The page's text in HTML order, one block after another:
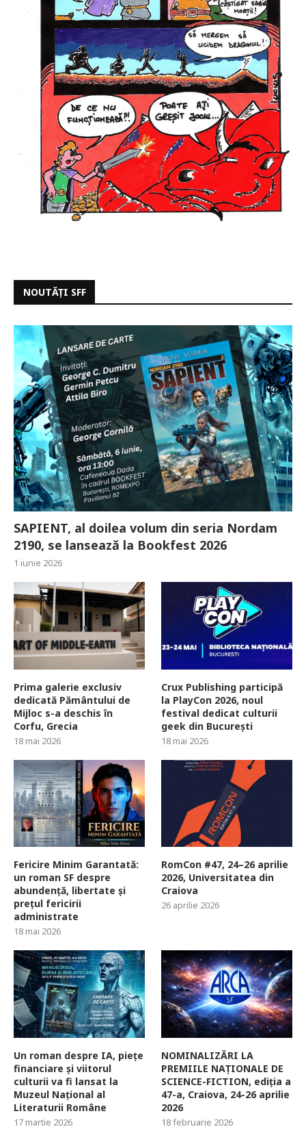
NOUTĂȚI SFF
SAPIENT, al doilea volum din seria Nordam
2190, se lansează la Bookfest 2026
1 iunie 2026
Prima galerie exclusiv
dedicată Pământului de
Mijloc s-a deschis în
Corfu, Grecia
18 mai 2026
Crux Publishing participă
la PlayCon 2026, noul
festival dedicat culturii
geek din București
18 mai 2026
Fericire Minim Garantată:
un roman SF despre
abundență, libertate și
prețul fericirii
administrate
18 mai 2026
RomCon #47, 24–26 aprilie
2026, Universitatea din
Craiova
26 aprilie 2026
Un roman despre IA, piețe
financiare și viitorul
culturii va fi lansat la
Muzeul Național al
Literaturii Române
17 martie 2026
NOMINALIZĂRI LA
PREMIILE NAȚIONALE DE
SCIENCE-FICTION, ediția a
47-a, Craiova, 24-26 aprilie
2026
18 februarie 2026